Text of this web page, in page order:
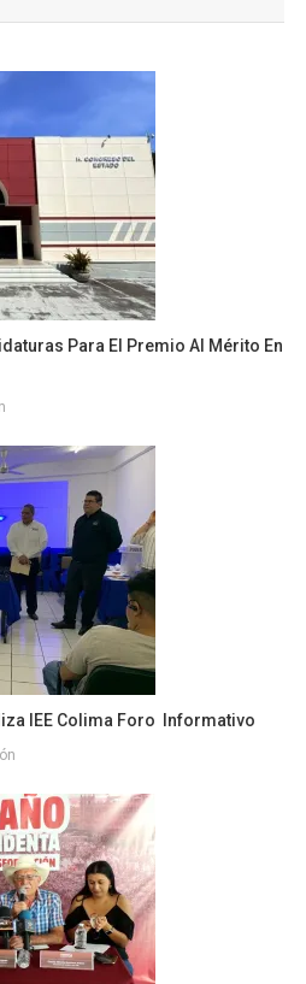
Para El Premio Al Mérito En
IEE Colima Foro Informativo